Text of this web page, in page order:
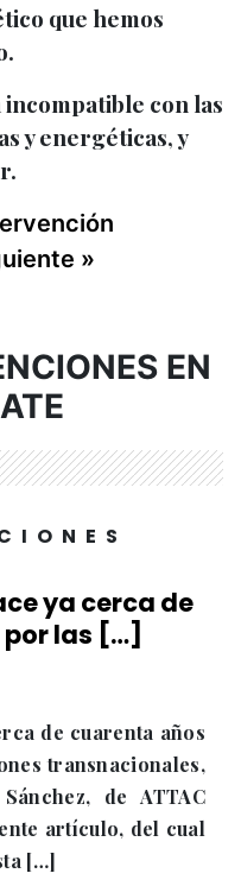
que hemos
con las
y energéticas, y
»
EN
ya cerca de
las […]
de cuarenta años
transnacionales,
de ATTAC
artículo, del cual
[…]